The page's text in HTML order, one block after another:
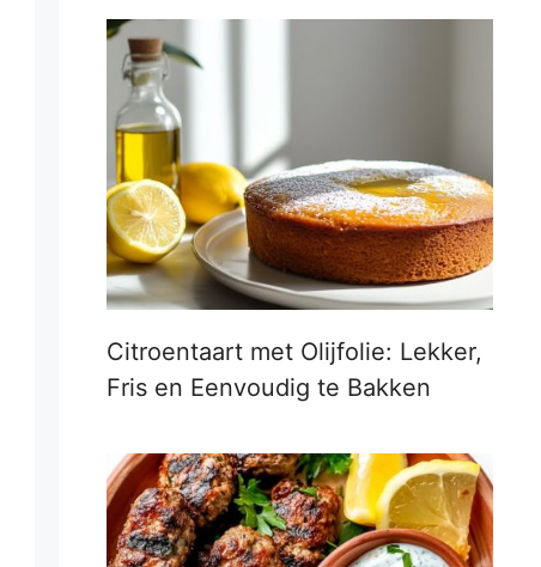
Citroentaart met Olijfolie: Lekker,
Fris en Eenvoudig te Bakken